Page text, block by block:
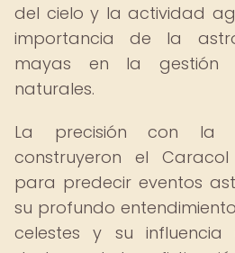
del cielo y la actividad
importancia de la
mayas en la gestión
naturales.
La precisión con la
construyeron el
para predecir eventos
su profundo
celestes y su